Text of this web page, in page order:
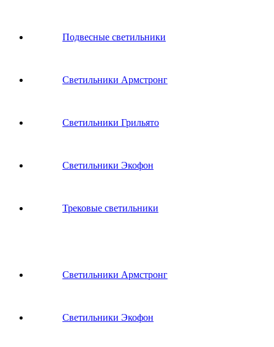
Подвесные светильники
Светильники Армстронг
Светильники Грильято
Светильники Экофон
Трековые светильники
Светильники Армстронг
Светильники Экофон